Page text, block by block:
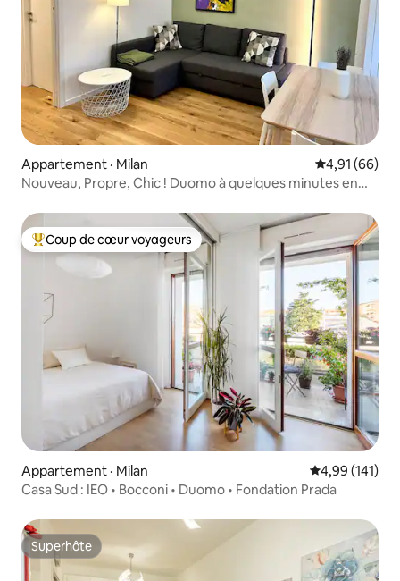
Appartement · Milan Note
4,91 (66)
Nouveau, Propre, Chic ! Duomo à quelques minutes en
Coup de cœur voyageurs parmi les plus aimés
Coup de cœur voyageurs
Appartement · Milan Note
4,99 (141)
Casa Sud : IEO • Bocconi • Duomo • Fondation Prada
Superhôte
Superhôte